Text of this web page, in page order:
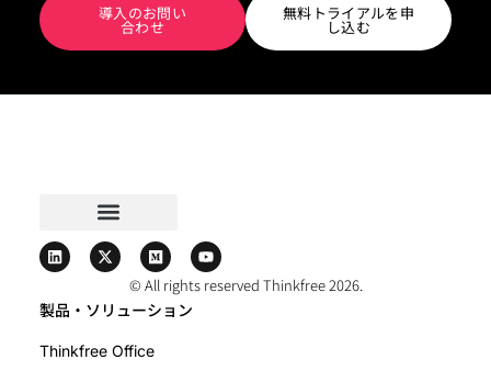
導入のお問い
合わせ
無料トライアルを申
し込む
© All rights reserved Thinkfree 2026.
製品・ソリューション
Thinkfree Office